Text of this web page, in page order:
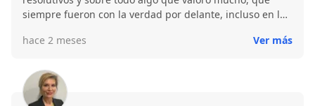
siempre fueron con la verdad por delante, incluso en los
hace 2 meses
Ver más